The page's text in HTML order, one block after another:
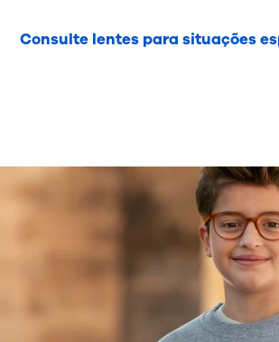
Consulte lentes para situações